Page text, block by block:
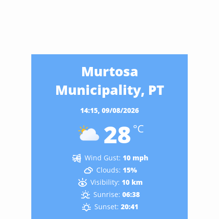
Murtosa
Municipality, PT
14:15, 09/08/2026
28 °C
Wind Gust: 10 mph
Clouds: 15%
Visibility: 10 km
Sunrise: 06:38
Sunset: 20:41